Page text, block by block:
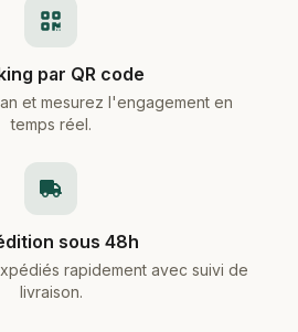
par QR code
et mesurez l'engagement en
temps réel.
sous 48h
rapidement avec suivi de
livraison.